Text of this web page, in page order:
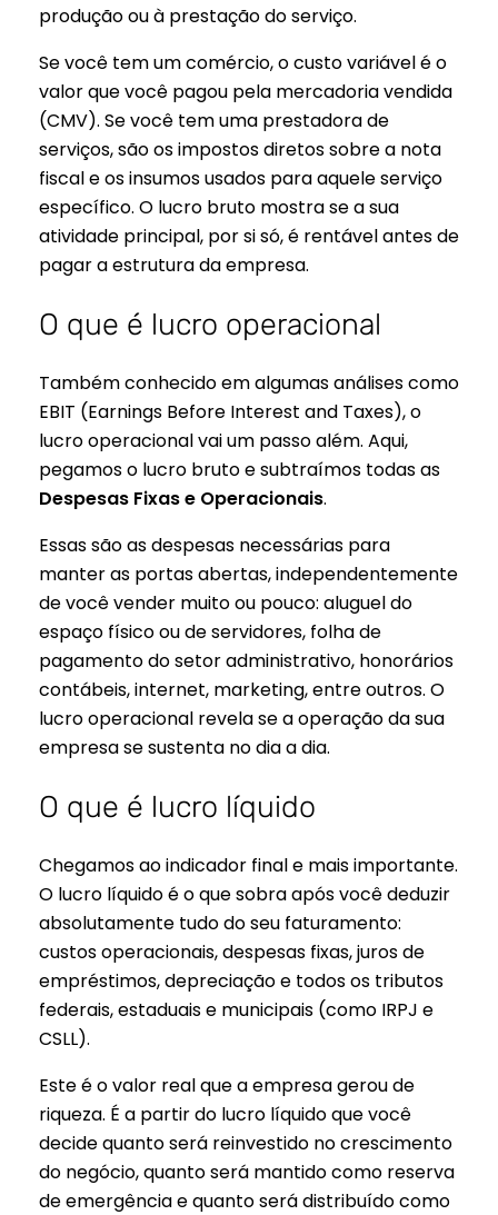
produção ou à prestação do serviço.
Se você tem um comércio, o custo variável é o
valor que você pagou pela mercadoria vendida
(CMV). Se você tem uma prestadora de
serviços, são os impostos diretos sobre a nota
fiscal e os insumos usados para aquele serviço
específico. O lucro bruto mostra se a sua
atividade principal, por si só, é rentável antes de
pagar a estrutura da empresa.
O que é lucro operacional
Também conhecido em algumas análises como
EBIT (Earnings Before Interest and Taxes), o
lucro operacional vai um passo além. Aqui,
pegamos o lucro bruto e subtraímos todas as
Despesas Fixas e Operacionais.
Essas são as despesas necessárias para
manter as portas abertas, independentemente
de você vender muito ou pouco: aluguel do
espaço físico ou de servidores, folha de
pagamento do setor administrativo, honorários
contábeis, internet, marketing, entre outros. O
lucro operacional revela se a operação da sua
empresa se sustenta no dia a dia.
O que é lucro líquido
Chegamos ao indicador final e mais importante.
O lucro líquido é o que sobra após você deduzir
absolutamente tudo do seu faturamento:
custos operacionais, despesas fixas, juros de
empréstimos, depreciação e todos os tributos
federais, estaduais e municipais (como IRPJ e
CSLL).
Este é o valor real que a empresa gerou de
riqueza. É a partir do lucro líquido que você
decide quanto será reinvestido no crescimento
do negócio, quanto será mantido como reserva
de emergência e quanto será distribuído como